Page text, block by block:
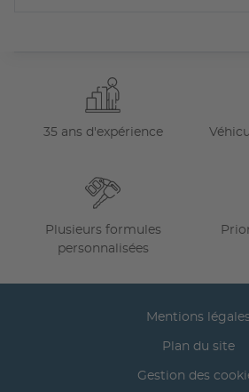
35 ans d'expérience
Plusieurs formules
personnalisées
Mentions
Plan du site
Gestion des